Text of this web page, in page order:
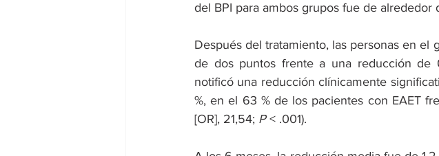
del BPI para ambos grupos fue de alrededor
Después del tratamiento, las personas en el
de dos puntos frente a una reducción de
notificó una reducción clínicamente
%, en el 63 % de los pacientes con EAET
[OR], 21,54; P < .001).